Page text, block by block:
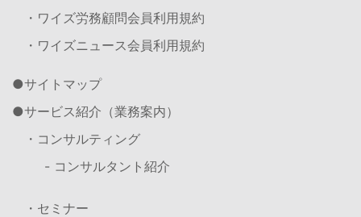
・ワイズ労務顧問会員利用規約
・ワイズニュース会員利用規約
サイトマップ
サービス紹介（業務案内）
・コンサルティング
- コンサルタント紹介
・セミナー